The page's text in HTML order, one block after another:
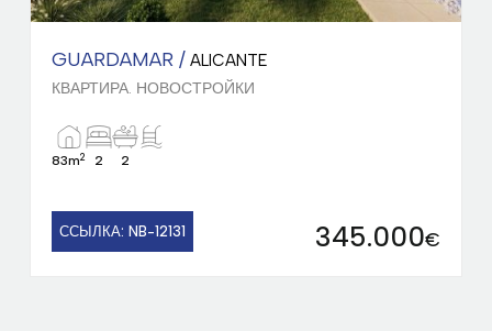
GUARDAMAR / ALICANTE
КВАРТИРА. НОВОСТРОЙКИ
96m2 2 2
ССЫЛКА: NB-29416 375.000€